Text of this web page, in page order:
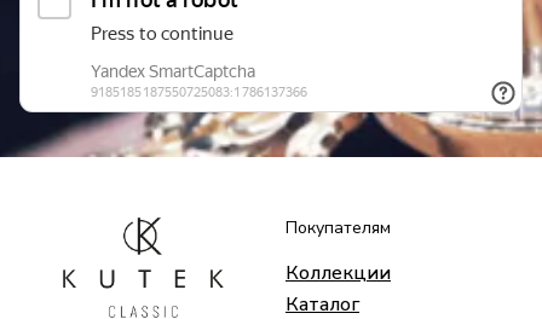
Покупателям
Коллекции
Каталог